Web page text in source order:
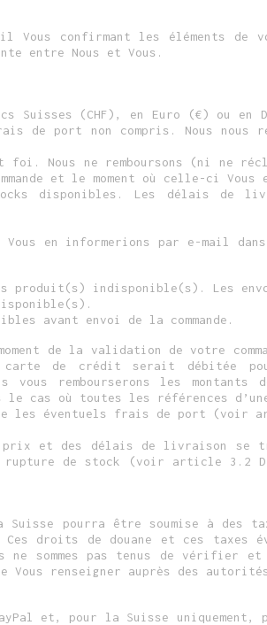
Vous confirmant les éléments de
entre Nous et Vous.
(CHF), en Euro (€) ou en
de port non compris. Nous nous
Nous ne remboursons (ni ne
et le moment où celle-ci
disponibles. Les délais de
en informerions par e-mail
produit(s) indisponible(s). Les
avant envoi de la commande.
de la validation de votre
de crédit serait débitée pour
rembourserons les montants
cas où toutes les références
les éventuels frais de port (voir
et des délais de livraison se
rupture de stock (voir article 3.2
pourra être soumise à des
droits de douane et ces
sommes pas tenus de vérifier et
renseigner auprès des
et, pour la Suisse